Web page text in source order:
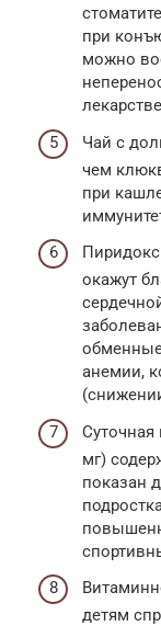
при
можно
Чай с
чем
при
окажут
обменные
анемии,
Суточная
мг)
показан
детям